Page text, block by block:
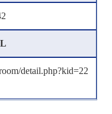
detail.php?kid=22